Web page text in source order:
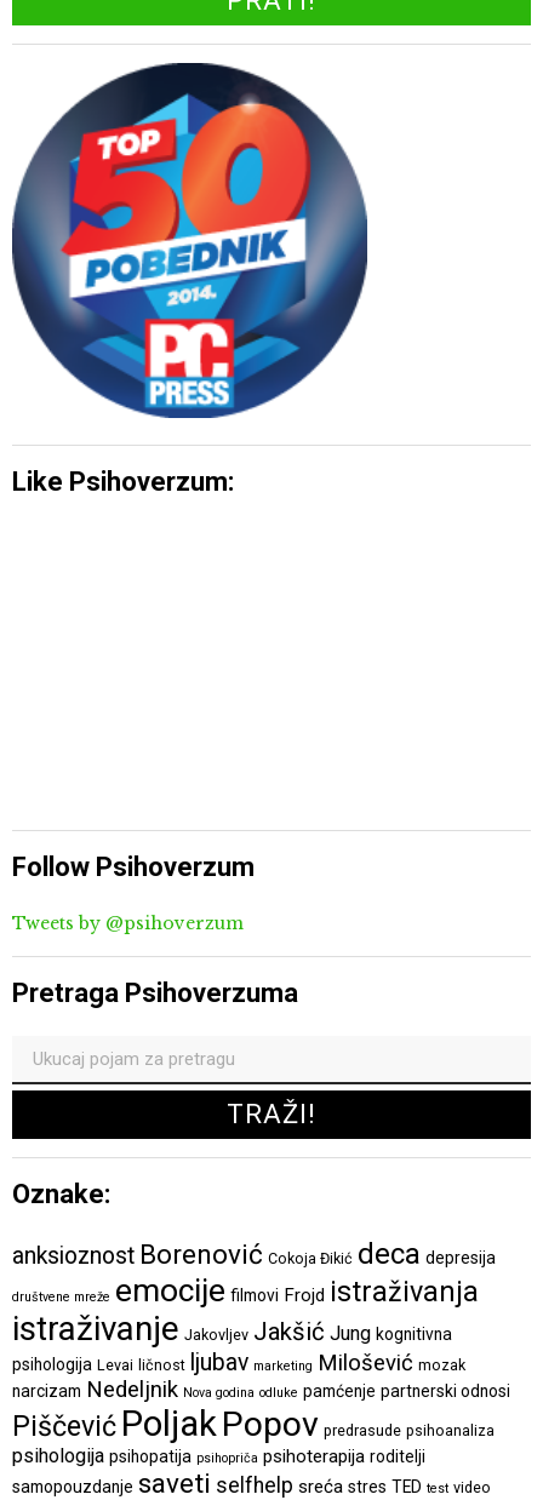
Like Psihoverzum:
Follow Psihoverzum
Tweets by @psihoverzum
Pretraga Psihoverzuma
Oznake:
anksioznost Borenović Cokoja Đikić deca depresija
društvene mreže emocije filmovi Frojd istraživanja
istraživanje Jakovljev Jakšić Jung kognitivna
psihologija Levai ličnost ljubav marketing Milošević mozak
narcizam Nedeljnik Nova godina odluke pamćenje partnerski odnosi
Piščević Poljak Popov predrasude psihoanaliza
psihologija psihopatija psihopriča psihoterapija roditelji
samopouzdanje saveti selfhelp sreća stres TED test video